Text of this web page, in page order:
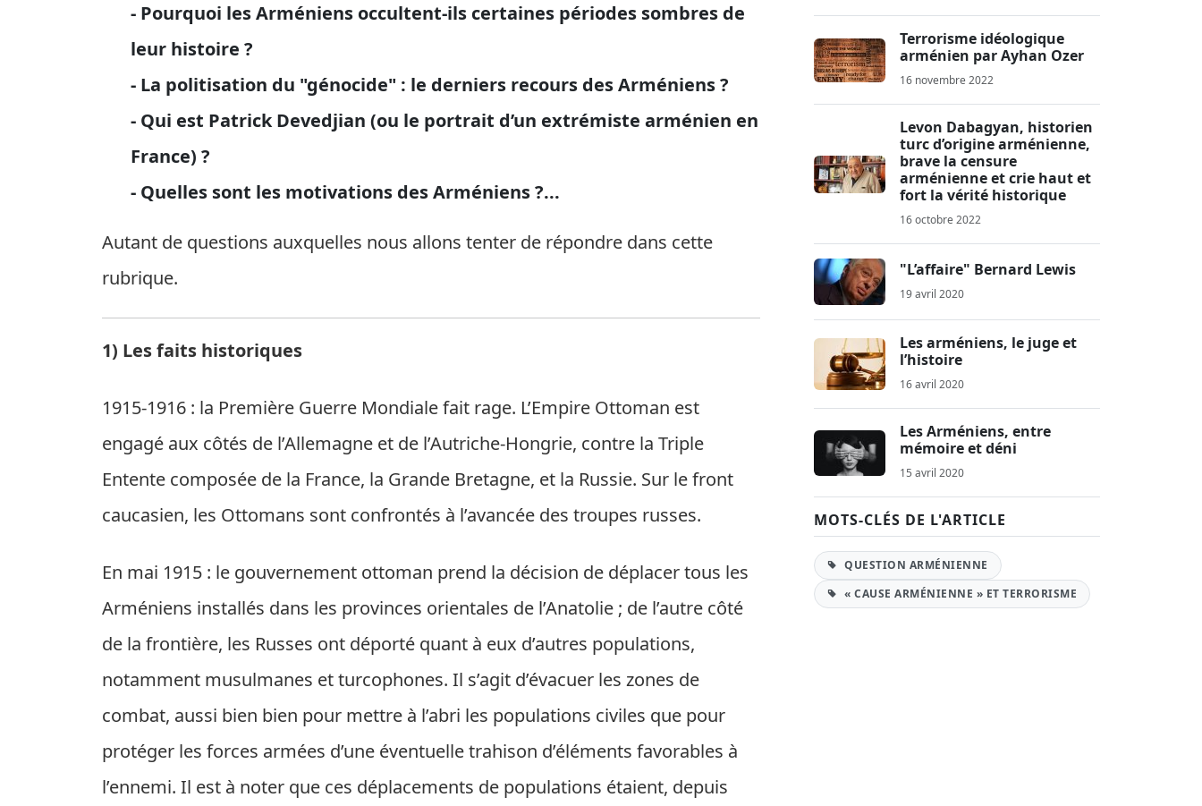
- Pourquoi les Arméniens occultent-ils certaines périodes sombres de
leur histoire ?
- La politisation du "génocide" : le derniers recours des Arméniens ?
- Qui est Patrick Devedjian (ou le portrait d’un extrémiste arménien en
France) ?
- Quelles sont les motivations des Arméniens ?...
Autant de questions auxquelles nous allons tenter de répondre dans cette
rubrique.
1) Les faits historiques
1915-1916 : la Première Guerre Mondiale fait rage. L’Empire Ottoman est
engagé aux côtés de l’Allemagne et de l’Autriche-Hongrie, contre la Triple
Entente composée de la France, la Grande Bretagne, et la Russie. Sur le front
caucasien, les Ottomans sont confrontés à l’avancée des troupes russes.
En mai 1915 : le gouvernement ottoman prend la décision de déplacer tous les
Arméniens installés dans les provinces orientales de l’Anatolie ; de l’autre côté
de la frontière, les Russes ont déporté quant à eux d’autres populations,
notamment musulmanes et turcophones. Il s’agit d’évacuer les zones de
combat, aussi bien bien pour mettre à l’abri les populations civiles que pour
protéger les forces armées d’une éventuelle trahison d’éléments favorables à
l’ennemi. Il est à noter que ces déplacements de populations étaient, depuis
Terrorisme idéologique
arménien par Ayhan Ozer
16 novembre 2022
Levon Dabagyan, historien
turc d’origine arménienne,
brave la censure
arménienne et crie haut et
fort la vérité historique
16 octobre 2022
"L’affaire" Bernard Lewis
19 avril 2020
Les arméniens, le juge et
l’histoire
16 avril 2020
Les Arméniens, entre
mémoire et déni
15 avril 2020
MOTS-CLÉS DE L'ARTICLE
QUESTION ARMÉNIENNE
« CAUSE ARMÉNIENNE » ET TERRORISME